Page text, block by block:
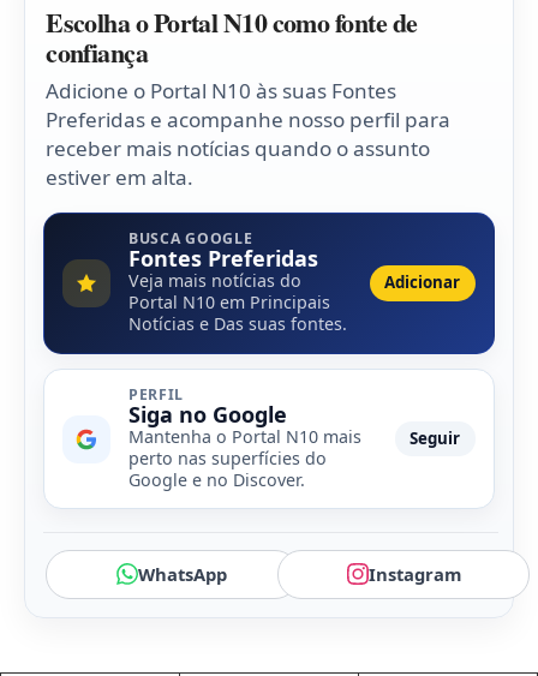
Escolha o Portal N10 como fonte de
confiança
Adicione o Portal N10 às suas Fontes
Preferidas e acompanhe nosso perfil para
receber mais notícias quando o assunto
estiver em alta.
BUSCA GOOGLE
Fontes Preferidas
Veja mais notícias do
Portal N10 em Principais
Notícias e Das suas fontes.
Adicionar
PERFIL
Siga no Google
Mantenha o Portal N10 mais
perto nas superfícies do
Google e no Discover.
Seguir
WhatsApp Instagram